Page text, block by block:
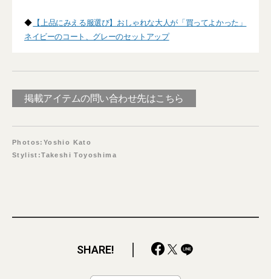
◆ 【上品にみえる服選び】おしゃれな大人が「買ってよかった」
ネイビーのコート、グレーのセットアップ
掲載アイテムの問い合わせ先はこちら
Photos:Yoshio Kato
Stylist:Takeshi Toyoshima
SHARE!